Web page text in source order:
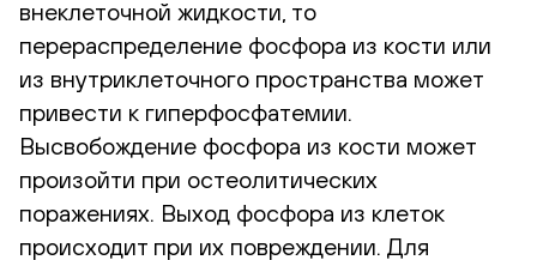
внеклеточной жидкости, то
перераспределение фосфора из кости или
из внутриклеточного пространства может
привести к гиперфосфатемии.
Высвобождение фосфора из кости может
произойти при остеолитических
поражениях. Выход фосфора из клеток
происходит при их повреждении. Для